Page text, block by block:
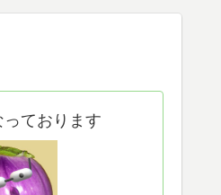
ております